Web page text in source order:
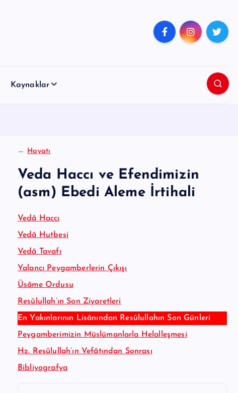
Kaynaklar
← Hayatı
Veda Haccı ve Efendimizin
(asm) Ebedi Aleme İrtihali
Vedâ Haccı
Vedâ Hutbesi
Vedâ Tavafı
Yalancı Peygamberlerin Çıkışı
Üsâme Ordusu
Resûlullah’ın Son Ziyaretleri
En Yakınlarının Lisânından Resûlullahın Son Günleri
Peygamberimizin Müslümanlarla Helalleşmesi
Hz. Resûlullah’ın Vefâtından Sonrası
Bibliyografya